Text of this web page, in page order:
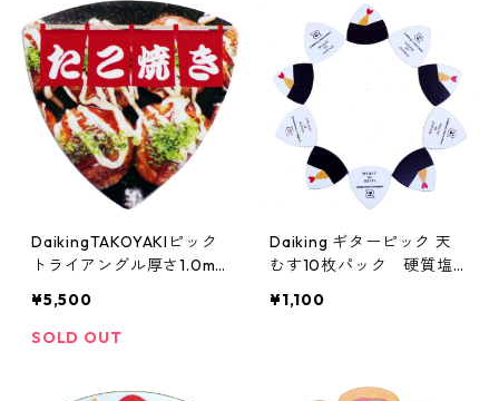
DaikingTAKOYAKIピック
トライアングル厚さ1.0mm
¥5,500
SOLD OUT
Daiking ギターピック 天
むす10枚パック 硬質塩
¥1,100